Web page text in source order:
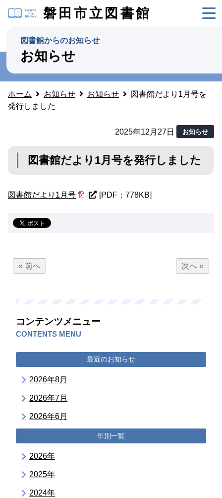
磐田市立図書館
図書館からのお知らせ
お知らせ
ホーム お知らせ お知らせ
図書館だより1月号を
発行しました
2025年12月27日 お知らせ
図書館だより1月号を発行しました
図書館だより1月号 [PDF：778KB]
« 前へ 次へ »
コンテンツメニュー
CONTENTS MENU
最近のお知らせ
2026年8月
2026年7月
2026年6月
年別一覧
2026年
2025年
2024年